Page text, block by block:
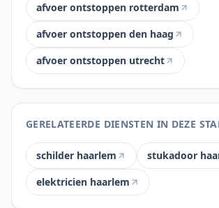
afvoer ontstoppen rotterdam
afvoer ontstoppen den haag
afvoer ontstoppen utrecht
GERELATEERDE DIENSTEN IN DEZE
schilder haarlem
stukadoor
elektricien haarlem